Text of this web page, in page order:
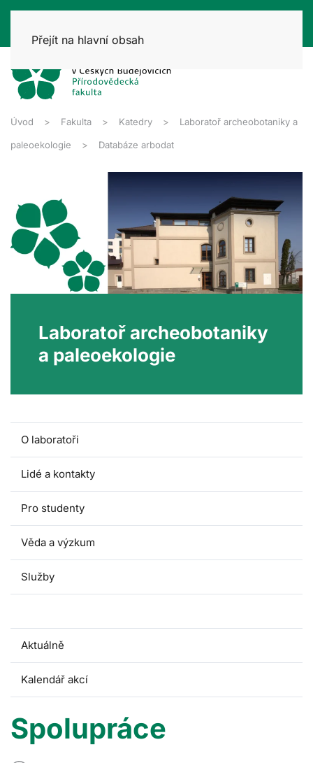
Přejít na hlavní obsah
Úvod Fakulta Katedry Laboratoř archeobotaniky a
paleoekologie Databáze arbodat
Laboratoř archeobotaniky
a paleoekologie
O laboratoři
Lidé a kontakty
Pro studenty
Věda a výzkum
Služby
Aktuálně
Kalendář akcí
Spolupráce